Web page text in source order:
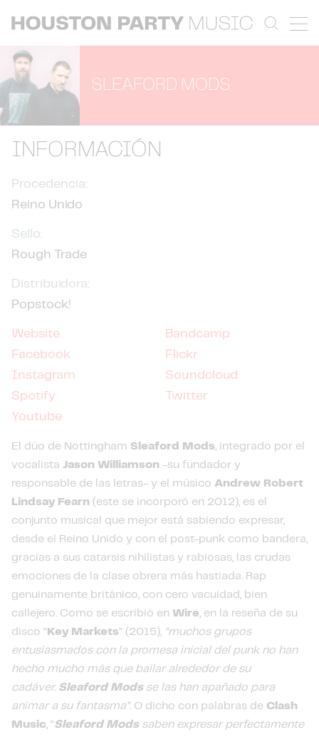
SLEAFORD MODS
INFORMACIÓN
Procedencia:
Reino Unido
Sello:
Rough Trade
Distribuidora:
Popstock!
Website
Bandcamp
Facebook
Flickr
Instagram
Soundcloud
Spotify
Twitter
Youtube
El dúo de Nottingham Sleaford Mods, integrado por el
vocalista Jason Williamson -su fundador y
responsable de las letras- y el músico Andrew Robert
Lindsay Fearn (este se incorporó en 2012), es el
conjunto musical que mejor está sabiendo expresar,
desde el Reino Unido y con el post-punk como bandera,
gracias a sus catarsis nihilistas y rabiosas, las crudas
emociones de la clase obrera más hastiada. Rap
genuinamente británico, con cero vacuidad, bien
callejero. Como se escribió en Wire, en la reseña de su
disco “ Key Markets” (2015), “muchos grupos
entusiasmados con la promesa inicial del punk no han
hecho mucho más que bailar alrededor de su
cadáver. Sleaford Modsse las han apañado para
animar a su fantasma”. O dicho con palabras de Clash
Music, “Sleaford Modssaben expresar perfectamente